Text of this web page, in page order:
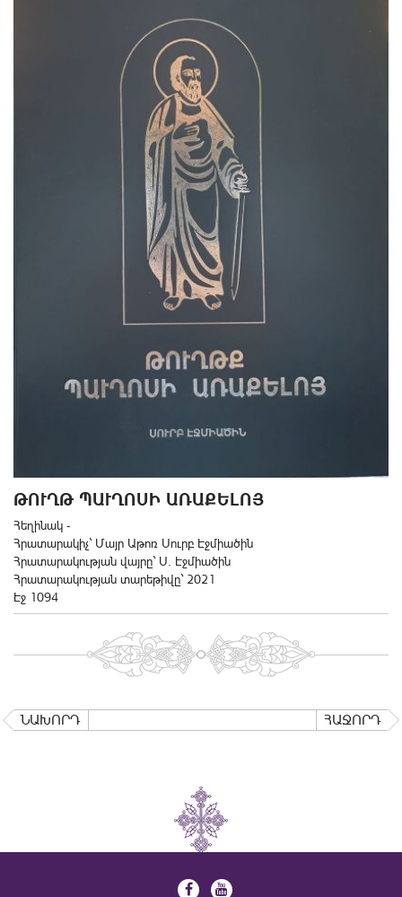
ԹՈՒՂԹ ՊԱՒՂՈՍԻ ԱՌԱՔԵԼՈՅ
Հեղինակ -
Հրատարակիչ` Մայր Աթոռ Սուրբ Էջմիածին
Հրատարակության վայրը` Ս. Էջմիածին
Հրատարակության տարեթիվը` 2021
Էջ 1094
ՆԱԽՈՐԴ ՀԱՋՈՐԴ